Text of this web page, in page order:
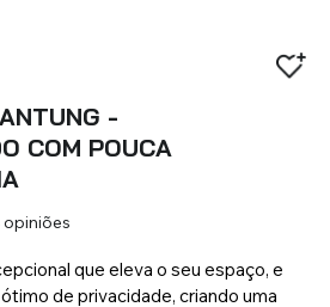
Estores de rolo SEM
Persianas em Alumínio
semCalhas para Cortinas
Toldo de Braços Articulados
OS PRODUTOS
Laminados de Alumínio
-
COM POUCA
opiniões
que eleva o seu espaço, e
de privacidade, criando uma